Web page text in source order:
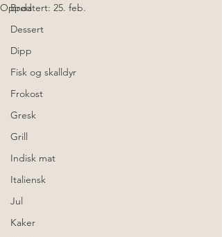
Brød
Dessert
Dipp
Fisk og skalldyr
Frokost
Gresk
Grill
Indisk mat
Italiensk
Jul
Kaker
Oppdatert: 25. feb.